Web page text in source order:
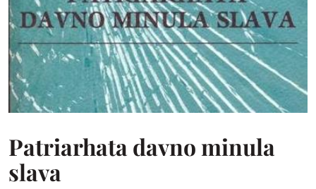
Patriarhata davno minula
slava